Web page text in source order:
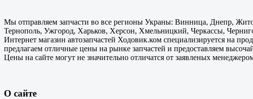
Мы отправляем запчасти во все регионы Украны: Винница, Днепр,
Тернополь, Ужгород, Харьков, Херсон, Хмельницкий, Черкассы,
Интернет магазин автозапчастей Ходовик.ком специализируется на
предлагаем отличные цены на рынке запчастей и предоставляем
Цены на сайте могут не значительно отличатся от заявленых
О сайте